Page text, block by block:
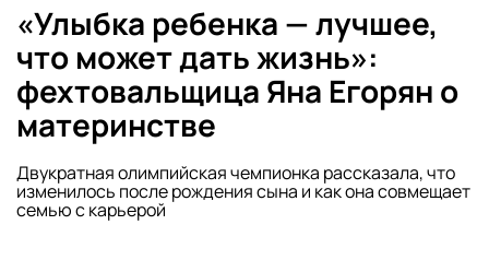
«Улыбка ребенка — лучшее,
что может дать жизнь»:
фехтовальщица Яна Егорян о
материнстве
Двукратная олимпийская чемпионка рассказала, что
изменилось после рождения сына и как она совмещает
семью с карьерой